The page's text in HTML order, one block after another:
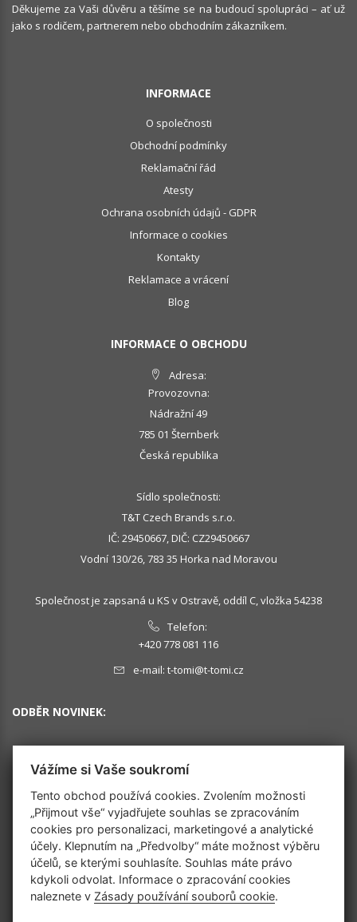
Děkujeme za Vaši důvěru a těšíme se na budoucí spolupráci – ať už
jako s rodičem, partnerem nebo obchodním zákazníkem.
INFORMACE
O společnosti
Obchodní podmínky
Reklamační řád
Atesty
Ochrana osobních údajů - GDPR
Informace o cookies
Kontakty
Reklamace a vrácení
Blog
INFORMACE O OBCHODU
Adresa:
Provozovna:
Nádražní 49
785 01 Šternberk
Česká republika
Sídlo společnosti:
T&T Czech Brands s.r.o.
IČ: 29450667, DIČ: CZ29450667
Vodní 130/26, 783 35 Horka nad Moravou
Společnost je zapsaná u KS v Ostravě, oddíl C, vložka 54238
Telefon:
+420 778 081 116
e-mail: t-tomi@t-tomi.cz
ODBĚR NOVINEK:
OK
SLEDUJTE NÁS
Vážíme si Vaše soukromí
Tento obchod používá cookies. Zvolením možnosti
„Přijmout vše“ vyjadřujete souhlas se zpracováním
cookies pro personalizaci, marketingové a analytické
účely. Klepnutím na „Předvolby“ máte možnost výběru
účelů, se kterými souhlasíte. Souhlas máte právo
kdykoli odvolat. Informace o zpracování cookies
naleznete v Zásady používání souborů cookie.